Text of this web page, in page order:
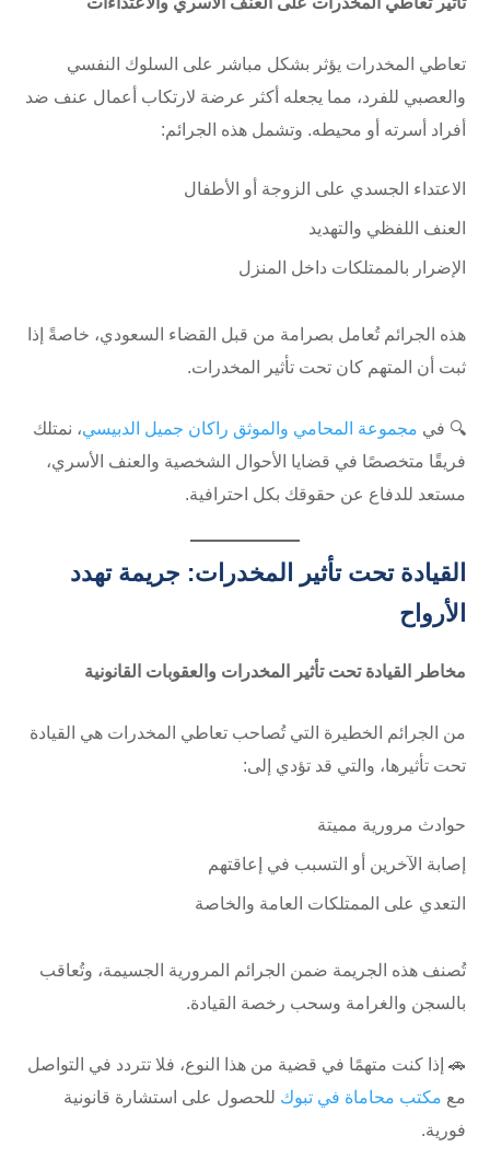
تعاطي المخدرات يؤثر بشكل مباشر على السلوك النفسي
والعصبي للفرد، مما يجعله أكثر عرضة لارتكاب أعمال عنف ضد
أفراد أسرته أو محيطه. وتشمل هذه الجرائم:
الاعتداء الجسدي على الزوجة أو الأطفال
العنف اللفظي والتهديد
الإضرار بالممتلكات داخل المنزل
هذه الجرائم تُعامل بصرامة من قبل القضاء السعودي، خاصةً إذا
ثبت أن المتهم كان تحت تأثير المخدرات.
🔍 في مجموعة المحامي والموثق راكان جميل الدبيسي، نمتلك
فريقًا متخصصًا في قضايا الأحوال الشخصية والعنف الأسري،
مستعد للدفاع عن حقوقك بكل احترافية.
القيادة تحت تأثير المخدرات: جريمة تهدد
الأرواح
مخاطر القيادة تحت تأثير المخدرات والعقوبات القانونية
من الجرائم الخطيرة التي تُصاحب تعاطي المخدرات هي القيادة
تحت تأثيرها، والتي قد تؤدي إلى:
حوادث مرورية مميتة
إصابة الآخرين أو التسبب في إعاقتهم
التعدي على الممتلكات العامة والخاصة
تُصنف هذه الجريمة ضمن الجرائم المرورية الجسيمة، وتُعاقب
بالسجن والغرامة وسحب رخصة القيادة.
🚗 إذا كنت متهمًا في قضية من هذا النوع، فلا تتردد في التواصل
مع مكتب محاماة في تبوك للحصول على استشارة قانونية
فورية.